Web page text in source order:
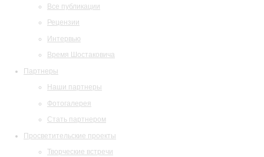
Все публикации
Рецензии
Интервью
Время Шостаковича
Партнеры
Наши партнеры
Фотогалерея
Стать партнером
Просветительские проекты
Творческие встречи